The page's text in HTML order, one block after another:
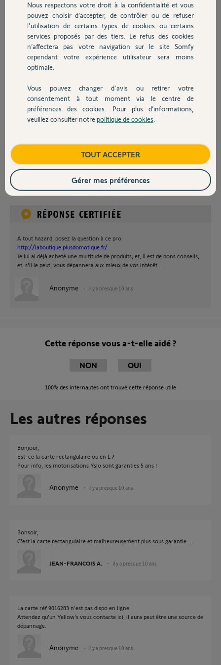
Chauffage
Autres produits
Devis avec un pro
Contact
Existe t'il un moyen de faire réparer une carte en panne, ou de s'en
procurer une en échange standard, ou bien une neuve mais à un prix
correct, voire existe t'il une solution pour rétablir le fonctionnement
normal de la carte pour lui donner une deuxième vie ?
En pièces détachées sur le site Somfy, une nouvelle version de cette
carte existe, peut-être est-il possible de l'adapter à mon châssis en
remplacement de l'ancienne carte ?
génération, j'ai l'impression d'être coincé et sachant que cela fait
deux fois que la panne se produit sur deux motorisations, je suis assez
inquiet pour l'avenir
Quelqu'un a t'il une solution pour me sortir de là?
D'avance merci.
JEAN-FRANCOIS A.
Participer au fil de discussion
A tout hazard, posez la question à ce pro.
http://laboutique.plusdomotique.fr/
Je lui ai déjà acheté une multitude de produits, et, il est de bons conseils,
et, s'il le peut, vous dépannera aux mieux de vos intérêt.
Anonyme il y a presque 10 ans
Cette réponse vous a-t-elle aidé ?
NON OUI
100% des internautes ont trouvé cette réponse utile
Les autres réponses
Bonjour,
Est-ce la carte rectangulaire ou en L ?
Pour info, les motorisations Yslo sont garanties 5 ans !
Anonyme il y a presque 10 ans
Bonsoir,
C'est la carte rectangulaire et malheureusement plus sous garantie...
JEAN-FRANCOIS A. il y a presque 10 ans
La carte réf 9016283 n'est pas dispo en ligne.
Attendez qu'un Yellow's vous contacte ici, il aura peut être une source de
dépannage.
Anonyme il y a presque 10 ans
Nous respectons votre droit à la confidentialité et vous
pouvez choisir d’accepter, de contrôler ou de refuser
l'utilisation de certains types de cookies ou certains
services proposés par des tiers. Le refus des cookies
n’affectera pas votre navigation sur le site Somfy
cependant votre expérience utilisateur sera moins
optimale.
Vous pouvez changer d'avis ou retirer votre
consentement à tout moment via le centre de
préférences des cookies. Pour plus d’informations,
veuillez consulter notre politique de cookies
TOUT ACCEPTER
Gérer mes préférences